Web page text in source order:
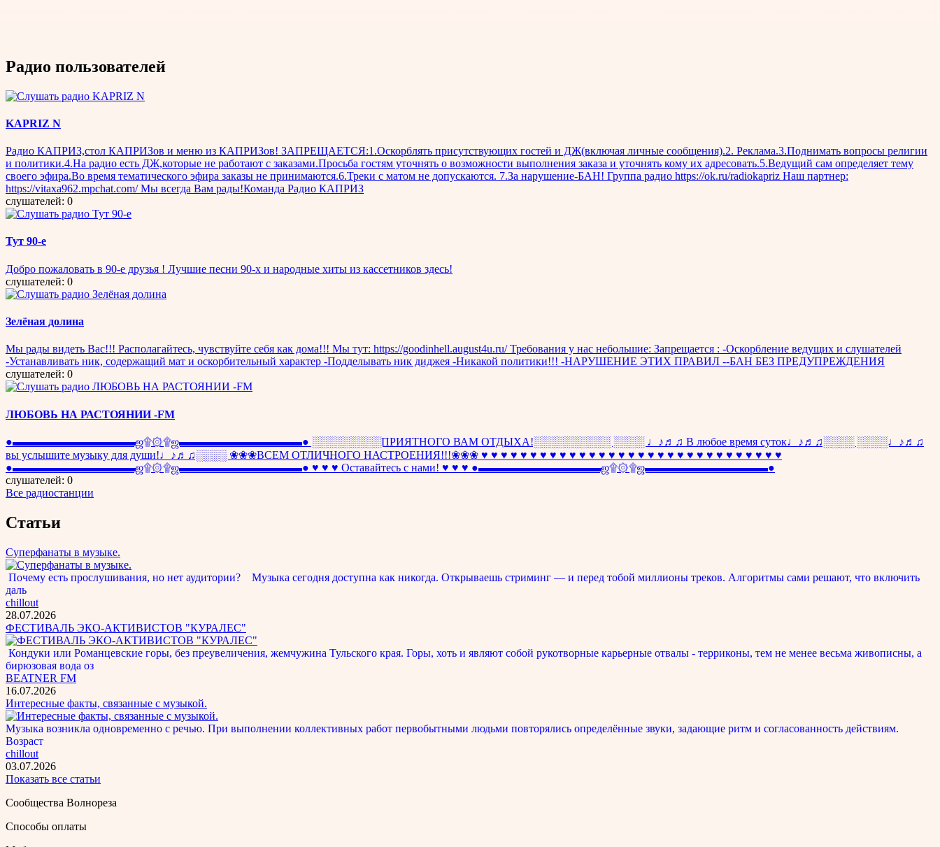
Радио пользователей
KAPRIZ N
Радио КАПРИЗ,стол КАПРИЗов и меню из КАПРИЗов! ЗАПРЕЩАЕТСЯ:1.Оскорблять присутствующих гостей и ДЖ(включая личные сообщения).2. Реклама.3.Поднимать вопросы религии
и политики.4.На радио есть ДЖ,которые не работают с заказами.Просьба гостям уточнять о возможности выполнения заказа и уточнять кому их адресовать.5.Ведущий сам определяет тему
своего эфира.Во время тематического эфира заказы не принимаются.6.Треки с матом не допускаются. 7.За нарушение-БАН! Группа радио https://ok.ru/radiokapriz Наш партнер:
https://vitaxa962.mpchat.com/ Мы всегда Вам рады!Команда Радио КАПРИЗ
слушателей: 0
Тут 90-e
Добро пожаловать в 90-е друзья ! Лучшие песни 90-х и народные хиты из кассетников здесь!
слушателей: 0
Зелёная долина
Мы рады видеть Вас!!! Располагайтесь, чувствуйте себя как дома!!! Мы тут: https://goodinhell.august4u.ru/ Требования у нас небольшие: Запрещается : -Оскорбление ведущих и слушателей
-Устанавливать ник, содержащий мат и оскорбительный характер -Подделывать ник диджея -Никакой политики!!! -НАРУШЕНИЕ ЭТИХ ПРАВИЛ --БАН БЕЗ ПРЕДУПРЕЖДЕНИЯ
слушателей: 0
ЛЮБОВЬ НА РАСТОЯНИИ -FM
●▬▬▬▬▬▬▬▬▬▬▬ஜ۩۞۩ஜ▬▬▬▬▬▬▬▬▬▬▬● ░░░░░░░░░ПРИЯТНОГО ВАМ ОТДЫХА!░░░░░░░░░░ ░░░░ ♩♪♬♫ В любое время суток♩♪♬♫░░░░ ░░░░♩♪♬♫
вы услышите музыку для души!♩♪♬♫░░░░ ❀❀❀ВСЕМ ОТЛИЧНОГО НАСТРОЕНИЯ!!!❀❀❀ ♥ ♥ ♥ ♥ ♥ ♥ ♥ ♥ ♥ ♥ ♥ ♥ ♥ ♥ ♥ ♥ ♥ ♥ ♥ ♥ ♥ ♥ ♥ ♥ ♥ ♥ ♥ ♥ ♥ ♥ ♥
●▬▬▬▬▬▬▬▬▬▬▬ஜ۩۞۩ஜ▬▬▬▬▬▬▬▬▬▬▬● ♥ ♥ ♥ Оставайтесь с нами! ♥ ♥ ♥ ●▬▬▬▬▬▬▬▬▬▬▬ஜ۩۞۩ஜ▬▬▬▬▬▬▬▬▬▬▬●
слушателей: 0
Все радиостанции
Статьи
Суперфанаты в музыке.
Почему есть прослушивания, но нет аудитории? Музыка сегодня доступна как никогда. Открываешь стриминг — и перед тобой миллионы треков. Алгоритмы сами решают, что включить
даль
chillout
28.07.2026
ФЕСТИВАЛЬ ЭКО-АКТИВИСТОВ "КУРАЛЕС"
Кондуки или Романцевские горы, без преувеличения, жемчужина Тульского края. Горы, хоть и являют собой рукотворные карьерные отвалы - терриконы, тем не менее весьма живописны, а
бирюзовая вода оз
BEATNER FM
16.07.2026
Интересные факты, связанные с музыкой.
Музыка возникла одновременно с речью. При выполнении коллективных работ первобытными людьми повторялись определённые звуки, задающие ритм и согласованность действиям.
Возраст
chillout
03.07.2026
Показать все статьи
Сообщества Волнореза
Способы оплаты